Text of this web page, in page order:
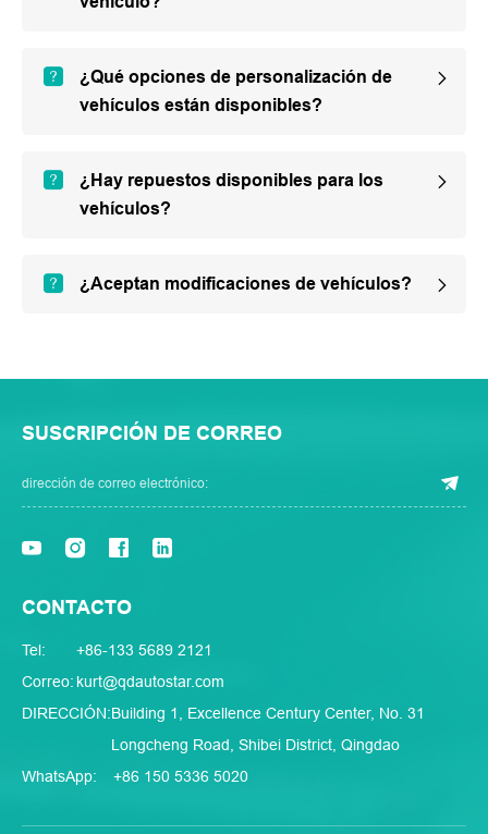
¿Qué opciones de personalización de
vehículos están disponibles?
¿Hay repuestos disponibles para los
vehículos?
¿Aceptan modificaciones de vehículos?
SUSCRIPCIÓN DE CORREO
CONTACTO
Tel:
+86-133 5689 2121
Correo: kurt@qdautostar.com
DIRECCIÓN:Building 1, Excellence Century Center, No. 31
Longcheng Road, Shibei District, Qingdao
WhatsApp:
+86 150 5336 5020